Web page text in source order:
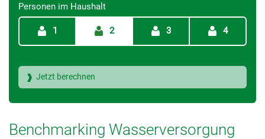
Personen im Haushalt
1 2 3 4
Benchmarking Wasserversorgung